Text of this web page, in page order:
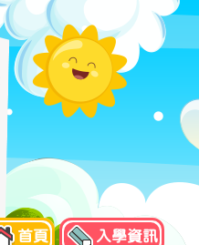
首頁 入學資訊